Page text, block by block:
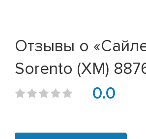
Отзывы о
Sorento (XM)
0.0